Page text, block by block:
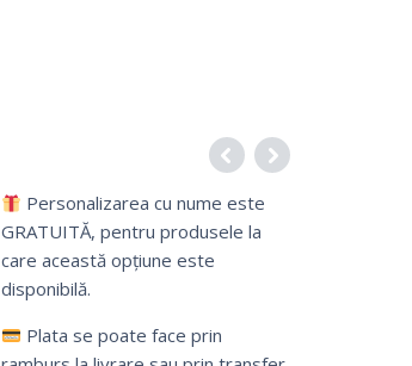
Personalizarea cu nume este
GRATUITĂ, pentru produsele la
care această opțiune este
disponibilă.
Plata se poate face prin